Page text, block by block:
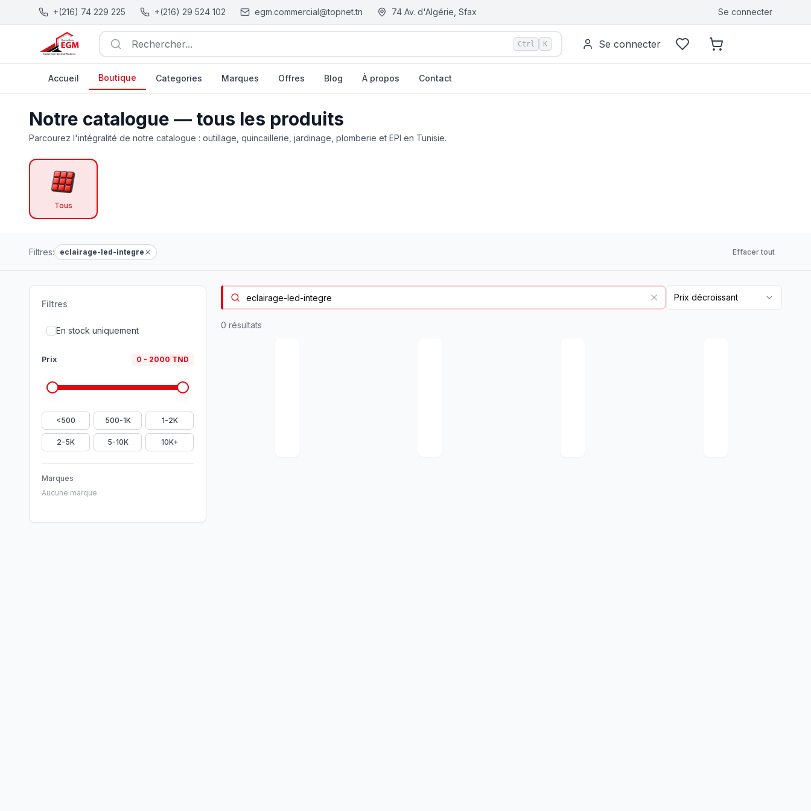
+(216) 74 229 225 +(216) 29 524 102 egm.commercial@topnet.tn 74 Av. d'Algérie, Sfax Se connecter
Rechercher... Ctrl K Se connecter
Accueil Boutique Categories Marques Offres Blog À propos Contact
Notre catalogue — tous les produits
Parcourez l'intégralité de notre catalogue : outillage, quincaillerie, jardinage, plomberie et EPI en Tunisie.
Tous
Filtres: eclairage-led-integre Effacer tout
Filtres
En stock uniquement
Prix 0 - 2000 TND
<500 500-1K 1-2K
2-5K 5-10K 10K+
Marques
Aucune marque
Prix décroissant
0 résultats